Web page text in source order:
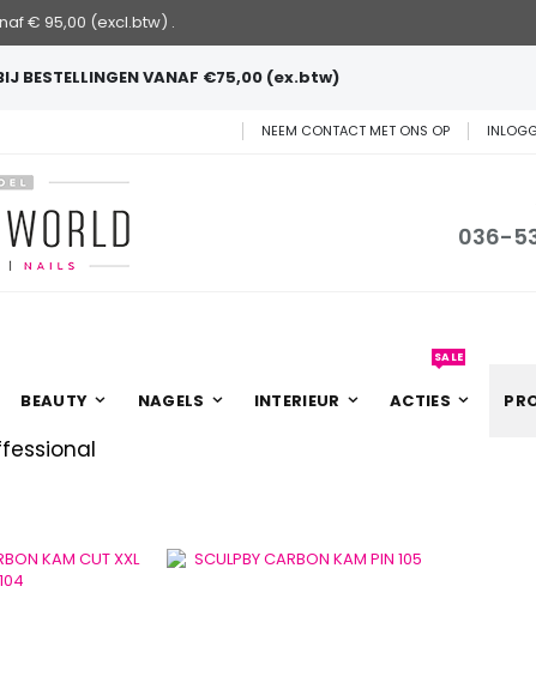
€ 95,00 (excl.btw) .
BESTELLINGEN VANAF €75,00 (ex.btw)
NEEM CONTACT MET ONS OP
036-
BEAUTY NAGELS INTERIEUR ACTIES
SALE